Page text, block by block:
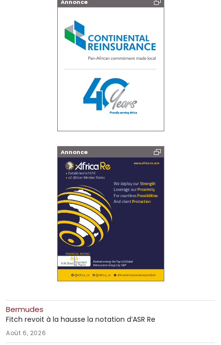
Annonce
Annonce
Bermudes
Fitch revoit à la hausse la notation d’ASR Re
Août 6, 2026